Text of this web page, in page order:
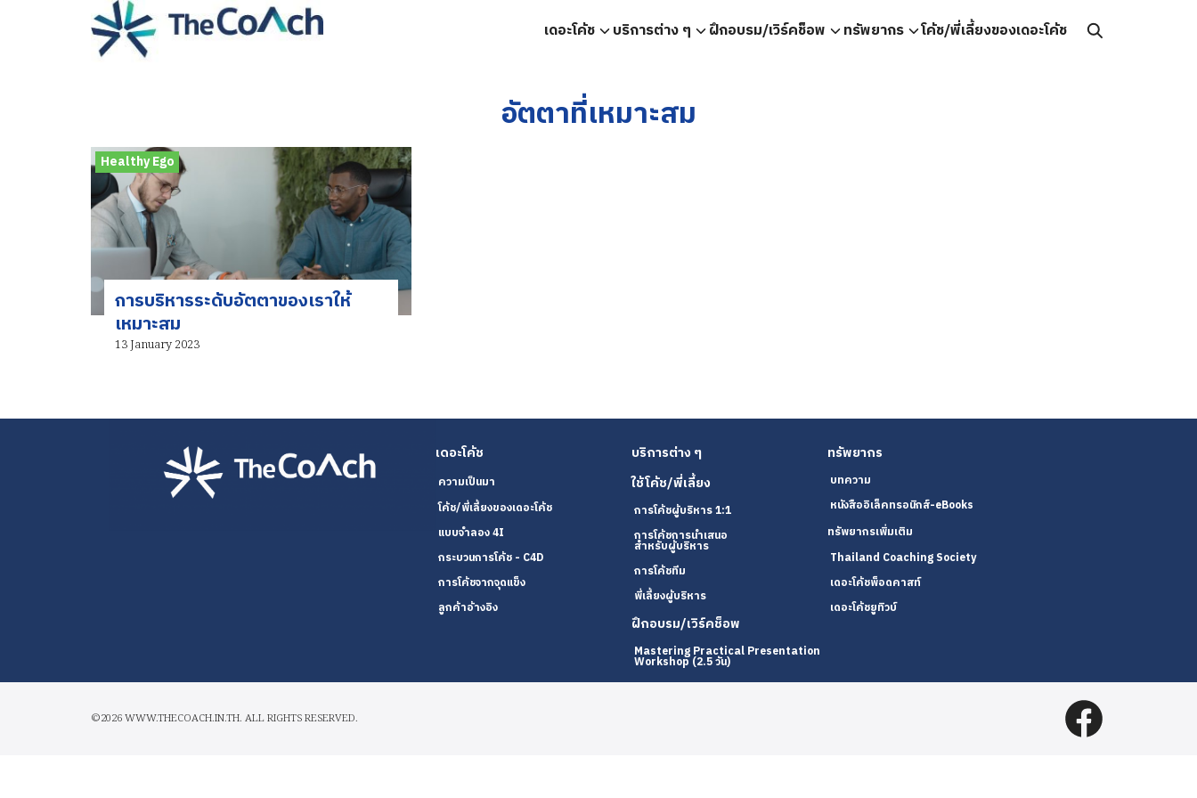
เดอะโค้ช บริการต่าง ๆ ฝึกอบรม/เวิร์คช็อพ ทรัพยากร
โค้ช/พี่เลี้ยงของเดอะโค้ช
อัตตาที่เหมาะสม
Healthy Ego
การบริหารระดับอัตตาของเราให้
เหมาะสม
13 January 2023
เดอะโค้ช
ความเป็นมา
โค้ช/พี่เลี้ยงของเดอะโค้ช
แบบจำลอง 4I
กระบวนการโค้ช - C4D
การโค้ชจากจุดแข็ง
ลูกค้าอ้างอิง
บริการต่าง ๆ
ใช้โค้ช/พี่เลี้ยง
การโค้ชผู้บริหาร 1:1
การโค้ชการนำเสนอ
สำหรับผู้บริหาร
การโค้ชทีม
พี่เลี้ยงผู้บริหาร
ฝึกอบรม/เวิร์คช็อพ
Mastering Practical Presentation
Workshop (2.5 วัน)
ทรัพยากร
บทความ
หนังสืออิเล็คทรอนิกส์-eBooks
ทรัพยากรเพิ่มเติม
Thailand Coaching Society
เดอะโค้ชพ็อดคาสท์
เดอะโค้ชยูทิวบ์
©2026 WWW.THECOACH.IN.TH. ALL RIGHTS RESERVED.